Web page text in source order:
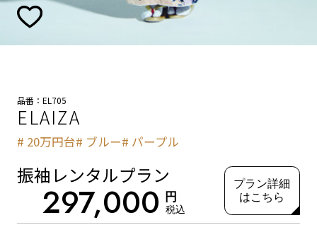
品番：EL705
ELAIZA
20万円台 ブルー パープル
振袖レンタルプラン
297,000 円
税込
プラン詳細
はこちら